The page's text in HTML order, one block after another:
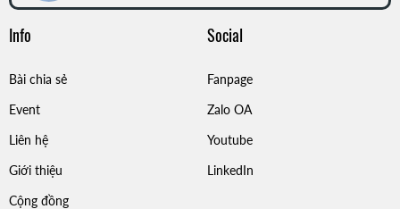
Info
Bài chia sẻ
Event
Liên hệ
Giới thiệu
Cộng đồng
Social
Fanpage
Zalo OA
Youtube
LinkedIn